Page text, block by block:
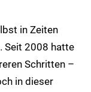
in Zeiten
Seit 2008 hatte
Schritten –
in dieser